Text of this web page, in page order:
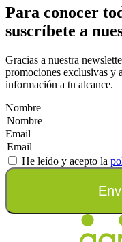
Para conocer
suscríbete a
Gracias a nuestra
promociones exclusivas y
información a tu alcance.
Nombre
Email
He leído y acepto la